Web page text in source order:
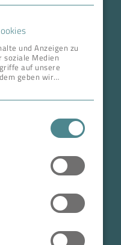
und Anzeigen zu
soziale Medien
auf unsere
geben wir
haben oder
der Dienste